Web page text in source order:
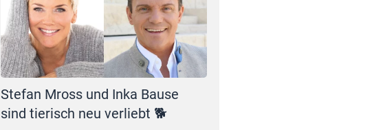
Stefan Mross und Inka Bause
sind tierisch neu verliebt 🐕